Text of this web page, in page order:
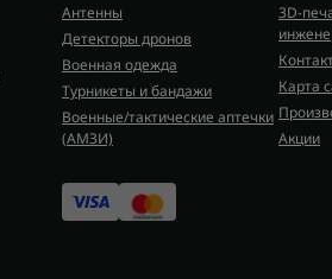
Антенны
Детекторы дронов
Военная одежда
Турникеты и бандажи
Военные/тактические аптечки
(AMЗИ)
3D-
Карта
Акции